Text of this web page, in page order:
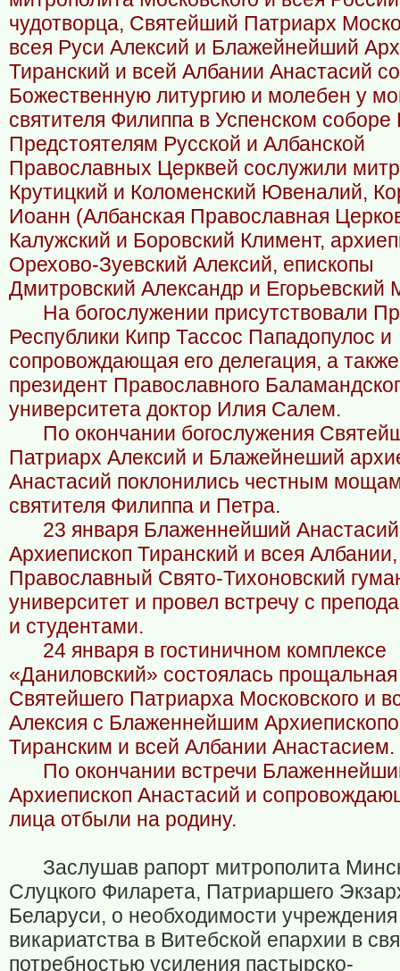
чудотворца, Святейший Патриарх
всея Руси Алексий и Блажейнейший
Тиранский и всей Албании Анастасий
Божественную литургию и молебен у
святителя Филиппа в Успенском соборе
Предстоятелям Русской и Албанской
Православных Церквей сослужили
Крутицкий и Коломенский Ювеналий,
Иоанн (Албанская Православная
Калужский и Боровский Климент,
Орехово-Зуевский Алексий, епископы
Дмитровский Александр и Егорьевский
На богослужении присутствовали
Республики Кипр Тассос Пападопулос и
сопровождающая его делегация, а также
президент Православного
университета доктор Илия Салем.
По окончании богослужения
Патриарх Алексий и Блажейнеший
Анастасий поклонились честным
святителя Филиппа и Петра.
23 января Блаженнейший
Архиепископ Тиранский и всея
Православный Свято-Тихоновский
университет и провел встречу с
и студентами.
24 января в гостиничном комплексе
«Даниловский» состоялась прощальная
Святейшего Патриарха Московского и
Алексия с Блаженнейшим
Тиранским и всей Албании Анастасием.
По окончании встречи
Архиепископ Анастасий и
лица отбыли на родину.
Заслушав рапорт митрополита
Слуцкого Филарета, Патриаршего
Беларуси, о необходимости учреждения
викариатства в Витебской епархии в
потребностью усиления пастырско-